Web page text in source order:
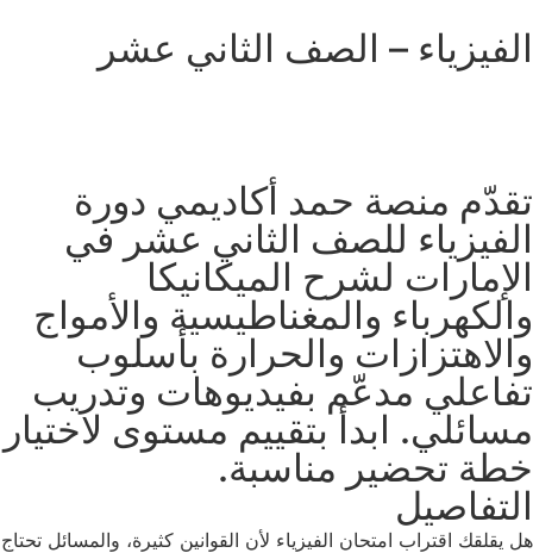
الفيزياء – الصف الثاني عشر
تقدّم منصة حمد أكاديمي دورة
الفيزياء للصف الثاني عشر في
الإمارات لشرح الميكانيكا
والكهرباء والمغناطيسية والأمواج
والاهتزازات والحرارة بأسلوب
تفاعلي مدعّم بفيديوهات وتدريب
مسائلي. ابدأ بتقييم مستوى لاختيار
خطة تحضير مناسبة.
التفاصيل
هل يقلقك اقتراب امتحان الفيزياء لأن القوانين كثيرة، والمسائل تحتاج